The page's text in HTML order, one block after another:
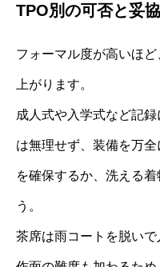
TPO別の可否と妥
フォーマル度が高いほ
上がります。
成人式や入学式など記
は無理せず、装備を万
を確保するか、洗える
う。
茶席は雨コートを脱い